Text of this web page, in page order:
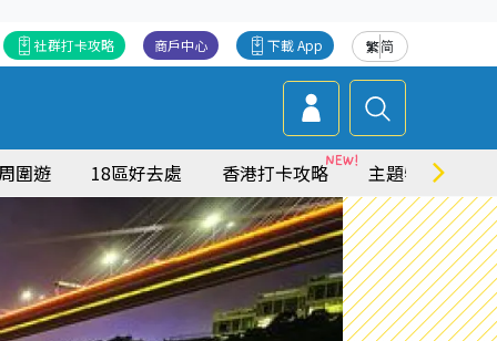
繁简
下載 App
商戶中心
社群打卡攻略
圍遊 18區好去處 香港打卡攻略 主題特集